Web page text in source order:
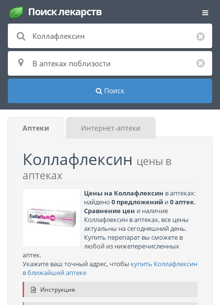
Поиск лекарств
Поиск
Аптеки Интернет-аптеки
Коллафлексин цены в
аптеках
Цены на Коллафлексин в аптеках:
найдено 0 предложений и0 аптек.
Сравнение цен и наличие
Коллафлексин в аптеках, все цены
актуальны на сегодняшний день.
Купить перепарат вы сможете в
любой из нижеперечисленных
аптек.
Укажите ваш точный адрес, чтобы купить Коллафлексин
в ближайшей аптеке
Инструкция